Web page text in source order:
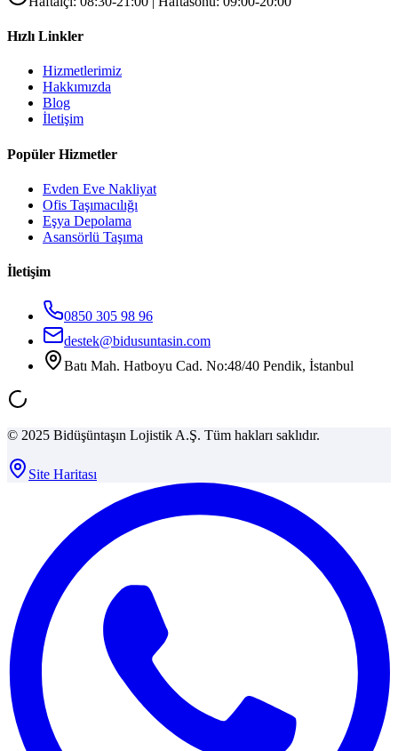
Hızlı Linkler
Hizmetlerimiz
Hakkımızda
Blog
İletişim
Popüler Hizmetler
Evden Eve Nakliyat
Ofis Taşımacılığı
Eşya Depolama
Asansörlü Taşıma
İletişim
0850 305 98 96
destek@bidusuntasin.com
Batı Mah. Hatboyu Cad. No:48/40 Pendik, İstanbul
© 2025 Bidüşüntaşın Lojistik A.Ş. Tüm hakları saklıdır.
Site Haritası